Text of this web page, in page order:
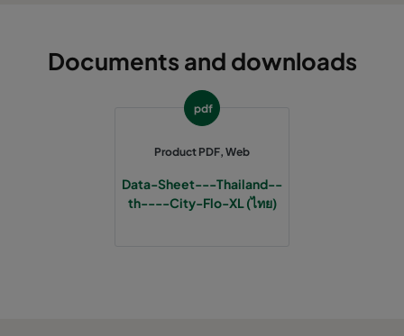
Documents and downloads
pdf
Product PDF, Web
Data-Sheet---Thailand--
th----City-Flo-XL (ไทย)